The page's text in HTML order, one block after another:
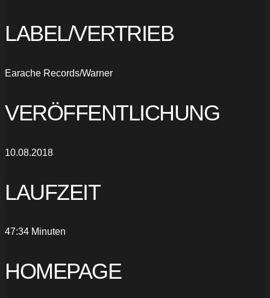
LABEL/VERTRIEB
Earache Records/Warner
VERÖFFENTLICHUNG
10.08.2018
LAUFZEIT
47:34 Minuten
HOMEPAGE